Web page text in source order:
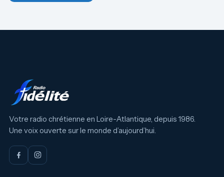
Votre radio chrétienne en Loire-Atlantique, depuis 1986.
Une voix ouverte sur le monde d’aujourd’hui.